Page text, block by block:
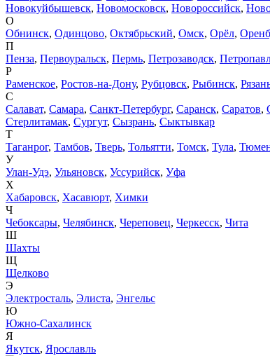
Новокуйбышевск, Новомосковск, Новороссийск,
О
Обнинск, Одинцово, Октябрьский, Омск, Орёл,
П
Пенза, Первоуральск, Пермь, Петрозаводск,
Р
Раменское, Ростов-на-Дону, Рубцовск, Рыбинск,
С
Салават, Самара, Санкт-Петербург, Саранск, Саратов,
Стерлитамак, Сургут, Сызрань, Сыктывкар
Т
Таганрог, Тамбов, Тверь, Тольятти, Томск, Тула,
У
Улан-Удэ, Ульяновск, Уссурийск, Уфа
Х
Хабаровск, Хасавюрт, Химки
Ч
Чебоксары, Челябинск, Череповец, Черкесск, Чита
Ш
Шахты
Щ
Щелково
Э
Электросталь, Элиста, Энгельс
Ю
Южно-Сахалинск
Я
Якутск, Ярославль